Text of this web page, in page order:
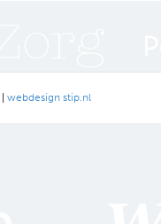
| webdesign stip.nl